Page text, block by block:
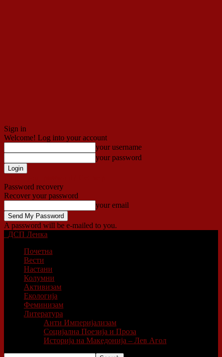
Sign in
Welcome! Log into your account
your username
your password
Password recovery
Recover your password
your email
A password will be e-mailed to you.
ДСП Ленка
Почетна
Вести
Настани
Колумни
Активизам
Екологија
Феминизам
Литература
Анти Империјализам
Социјална Поезија и Проза
Историја на Македонија – Лев Агол